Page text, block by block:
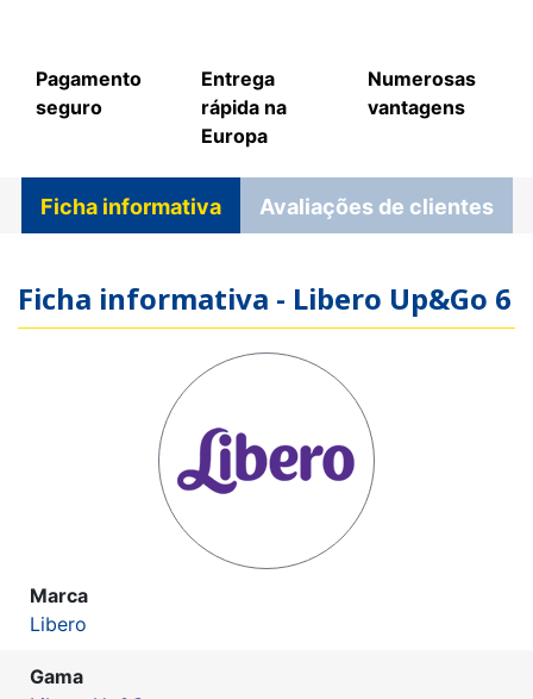
Pagamento
seguro
Entrega
rápida na
Europa
Numerosas
vantagens
Ficha informativa Avaliações de clientes
Ficha informativa - Libero Up&Go 6
Marca
Libero
Gama